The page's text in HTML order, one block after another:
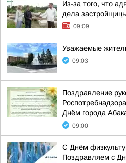
Из-за того, что
дела
09:09
Уважаемые
09:03
Поздравление
Днём города
09:00
С Днём
Поздравляем с